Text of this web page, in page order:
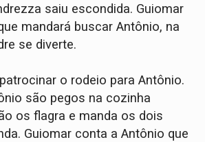
saiu escondida. Guiomar
mandará buscar Antônio, na
se diverte.
o rodeio para Antônio.
são pegos na cozinha
os flagra e manda os dois
Guiomar conta a Antônio que